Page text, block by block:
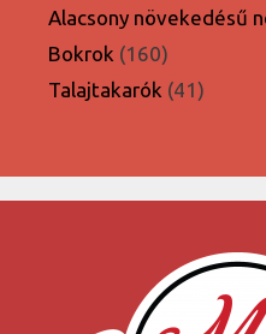
Alacsony növekedésű
Bokrok 160160
termék
Talajtakarók 4141